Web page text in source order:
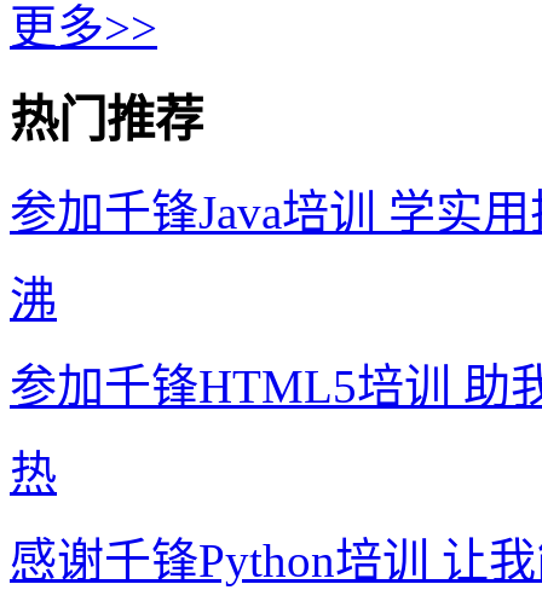
更多>>
热门推荐
参加千锋Java培训 学实
沸
参加千锋HTML5培训 助
热
感谢千锋Python培训 让